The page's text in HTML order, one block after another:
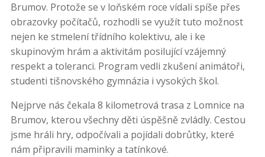
Brumov. Protože se v loňském roce vídali spíše přes
obrazovky počítačů, rozhodli se využít tuto možnost
nejen ke stmelení třídního kolektivu, ale i ke
skupinovým hrám a aktivitám posilující vzájemný
respekt a toleranci. Program vedli zkušení animátoři,
studenti tišnovského gymnázia i vysokých škol.
Nejprve nás čekala 8 kilometrová trasa z Lomnice na
Brumov, kterou všechny děti úspěšně zvládly. Cestou
jsme hráli hry, odpočívali a pojídali dobrůtky, které
nám připravili maminky a tatínkové.